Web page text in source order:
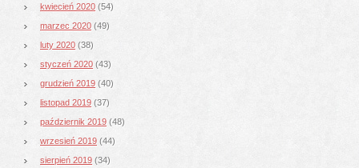
kwiecień 2020 (54)
marzec 2020 (49)
luty 2020 (38)
styczeń 2020 (43)
grudzień 2019 (40)
listopad 2019 (37)
październik 2019 (48)
wrzesień 2019 (44)
sierpień 2019 (34)